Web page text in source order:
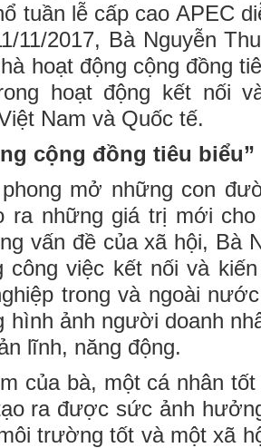
tuần lễ cấp cao APEC
11/2017, Bà Nguyễn
hoạt động cộng đồng
hoạt động kết nối
Nam và Quốc tế.
cộng đồng tiêu biểu”
mở những con
ra những giá trị mới
vấn đề của xã hội, Bà
công việc kết nối và
trong và ngoài
hình ảnh người doanh
lĩnh, năng động.
của bà, một cá nhân
ra được sức ảnh
trường tốt và một xã